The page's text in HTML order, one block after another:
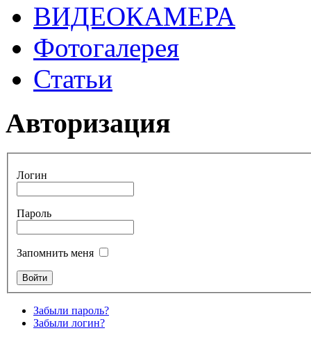
ВИДЕОКАМЕРА
Фотогалерея
Статьи
Авторизация
Логин
Пароль
Запомнить меня
Забыли пароль?
Забыли логин?